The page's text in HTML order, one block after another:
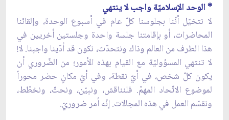
* الوحد الإسلاميّة واجب لا ينتهي
لا نتخيّل أنّنا بجلوسنا كلّ عام في أسبوع الوحدة، وإلقائنا
المحاضرات، أو بإقامتنا جلسة واحدة وجلستين أخريين في
هذا الطرف من العالم وذاك ونتحدّث، نكون قد أدّينا واجبنا. لا!
لا تنتهي المسؤوليّة مع القيام بهذه الأمور؛ من الضّروري أن
يكون كلّ شخص، في أيّ نقطة، وفي أيّ مكانٍ حضر محوراً
لموضوع الاتّحاد المهمّ. فلنناقش، ونبيّن، ونحثّ، ونخطّط،
ونقسّم العمل في هذه المجالات. إنّه أمر ضروريّ.